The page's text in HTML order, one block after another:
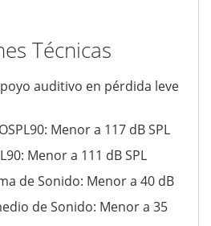
Técnicas
auditivo en pérdida leve
Menor a 117 dB SPL
Menor a 111 dB SPL
de Sonido: Menor a 40 dB
de Sonido: Menor a 35